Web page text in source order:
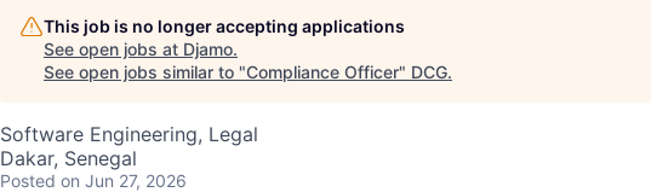
This job is no longer accepting applications
See open jobs at Djamo.
See open jobs similar to "Compliance Officer" DCG.
Software Engineering, Legal
Dakar, Senegal
Posted on Jun 27, 2026